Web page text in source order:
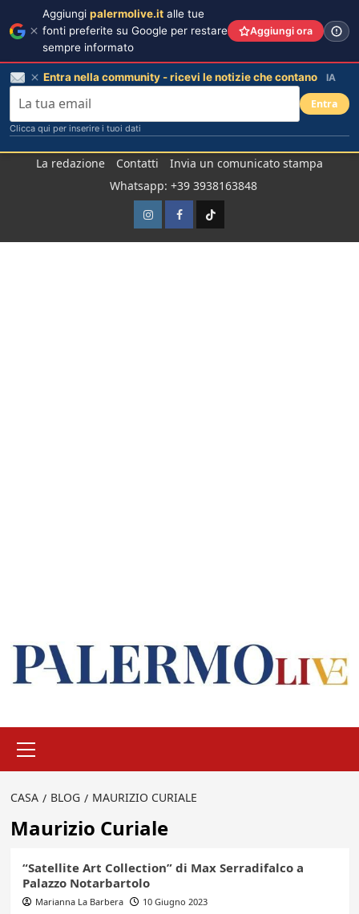
La redazione Contatti
Invia un comunicato stampa
Whatsapp: +39 3938163848
InstagramFacebook
TikTok
principale
CASA BLOG MAURIZIO CURIALE
Maurizio Curiale
“Satellite Art Collection” di Max Serradifalco a
Palazzo Notarbartolo
Marianna La Barbera 10 Giugno 2023
Aggiungi palermolive.it alle tue
fonti preferite su Google per restare
sempre informato
Aggiungi ora
Entra nella community - ricevi le notizie che contano IA
Entra
Clicca qui per inserire i tuoi dati